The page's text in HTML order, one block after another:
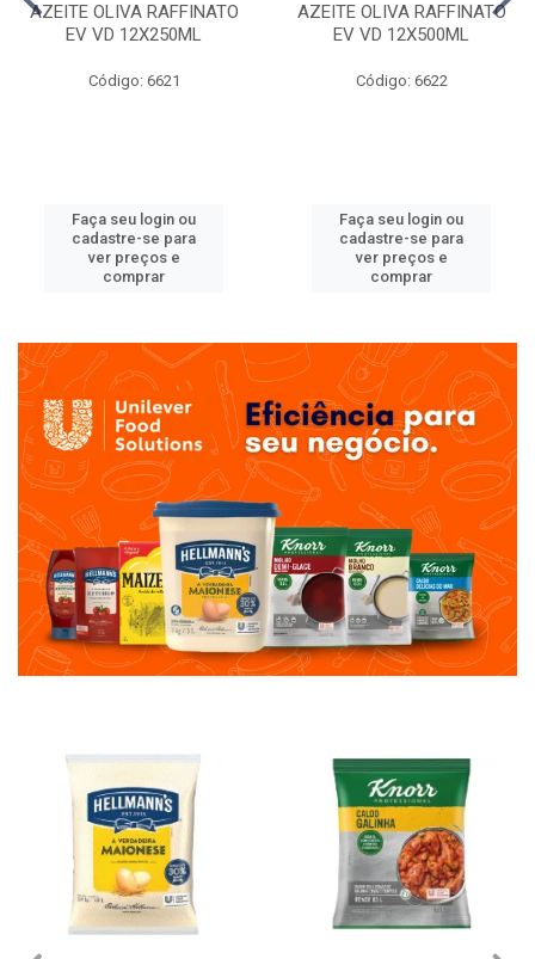
AZEITE OLIVA RAFFINATO
EV VD 12X250ML
Código: 6621
Faça seu login ou
cadastre-se para
ver preços e
comprar
AZEITE OLIVA RAFFINATO
EV VD 12X500ML
Código: 6622
Faça seu login ou
cadastre-se para
ver preços e
comprar